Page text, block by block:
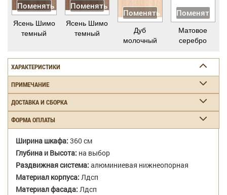
Поменять
Ясень Шимо
темный
Поменять
Ясень Шимо
темный
Поменять
Дуб
молочный
Поменять
Матовое
серебро
ХАРАКТЕРИСТИКИ
ПРИМЕЧАНИЕ
ДОСТАВКА И СБОРКА
ФОРМА ОПЛАТЫ
Ширина шкафа: 360 см
Глубина и Высота: на выбор
Раздвижная система: алюминиевая нижнеопорная
Материал корпуса: Лдсп
Материал фасада: Лдсп